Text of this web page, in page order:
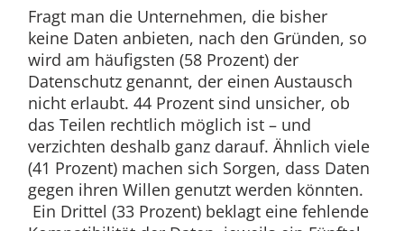
Fragt man die Unternehmen, die bisher
keine Daten anbieten, nach den Gründen, so
wird am häufigsten (58 Prozent) der
Datenschutz genannt, der einen Austausch
nicht erlaubt. 44 Prozent sind unsicher, ob
das Teilen rechtlich möglich ist – und
verzichten deshalb ganz darauf. Ähnlich viele
(41 Prozent) machen sich Sorgen, dass Daten
gegen ihren Willen genutzt werden könnten.
Ein Drittel (33 Prozent) beklagt eine fehlende